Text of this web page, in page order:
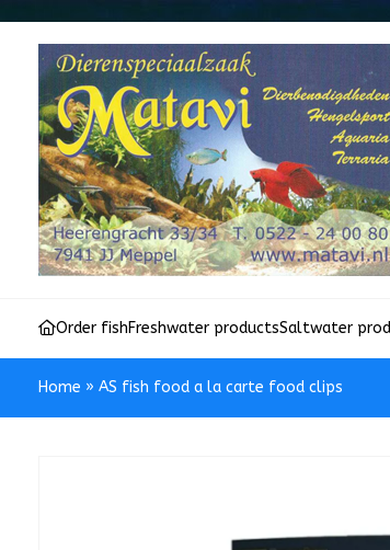
Order fishFreshwater productsSaltwater
Home » AS fish food a la carte food clips